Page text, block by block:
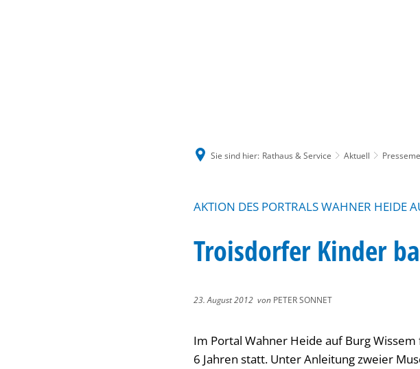
Sie sind hier: Rathaus & Service Aktuell
AKTION DES PORTRALS WAHNER HEIDE
Troisdorfer Kinder
23. August 2012 von PETER SONNET
Im Portal Wahner Heide auf Burg
6 Jahren statt. Unter Anleitung zweier